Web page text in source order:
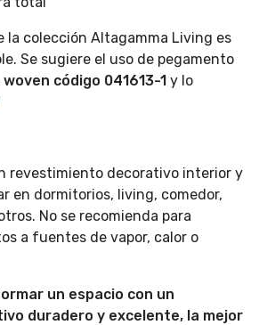
la colección Altagamma Living es
Se sugiere el uso de pegamento
woven código 041613-1 y lo
revestimiento decorativo interior y
en dormitorios, living, comedor,
No se recomienda para
a fuentes de vapor, calor o
un espacio con un
duradero y excelente, la mejor